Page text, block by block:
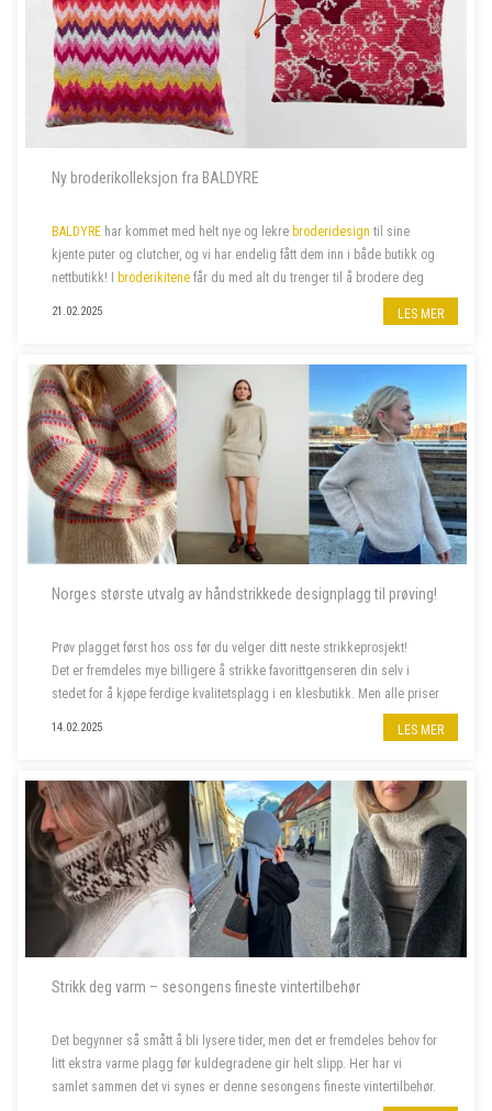
Ny broderikolleksjon fra BALDYRE
BALDYRE har kommet med helt nye og lekre broderidesign til sine
kjente puter og clutcher, og vi har endelig fått dem inn i både butikk og
nettbutikk! I broderikitene får du med alt du trenger til å brodere deg
21.02.2025 LES MER
Norges største utvalg av håndstrikkede designplagg til prøving!
Prøv plagget først hos oss før du velger ditt neste strikkeprosjekt!
Det er fremdeles mye billigere å strikke favorittgenseren din selv i
stedet for å kjøpe ferdige kvalitetsplagg i en klesbutikk. Men alle priser
14.02.2025 LES MER
Strikk deg varm – sesongens fineste vintertilbehør
Det begynner så smått å bli lysere tider, men det er fremdeles behov for
litt ekstra varme plagg før kuldegradene gir helt slipp. Her har vi
samlet sammen det vi synes er denne sesongens fineste vintertilbehør.